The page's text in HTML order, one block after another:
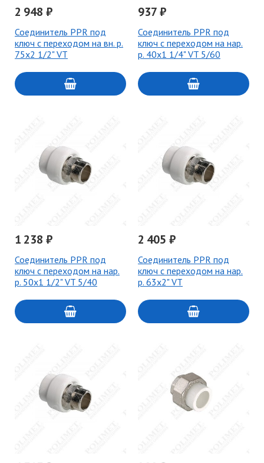
2 948 ₽
Соединитель PPR под
ключ с переходом на вн. р.
75х2 1/2" VT
937 ₽
Соединитель PPR под
ключ с переходом на нар.
р. 40х1 1/4" VT 5/60
1 238 ₽
Соединитель PPR под
ключ с переходом на нар.
р. 50х1 1/2" VT 5/40
2 405 ₽
Соединитель PPR под
ключ с переходом на нар.
р. 63х2" VT